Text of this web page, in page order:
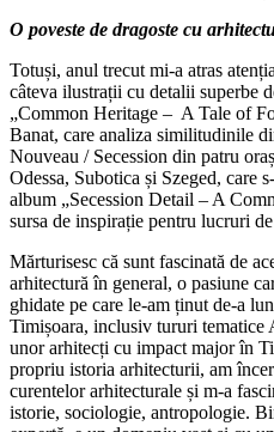
O poveste de dragoste cu
Totuși, anul trecut mi-a atras
câteva ilustrații cu detalii superbe
„Common Heritage – A Tale of
Banat, care analiza similitudinile
Nouveau / Secession din patru
Odessa, Subotica și Szeged, care
album „Secession Detail – A
sursa de inspirație pentru lucruri
Mărturisesc că sunt fascinată de
arhitectură în general, o pasiune
ghidate pe care le-am ținut de-a
Timișoara, inclusiv tururi tematice
unor arhitecți cu impact major în
propriu istoria arhitecturii, am
curentelor arhitecturale și m-a
istorie, sociologie, antropologie.